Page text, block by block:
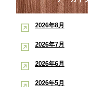
2026年8月
2026年7月
2026年6月
2026年5月